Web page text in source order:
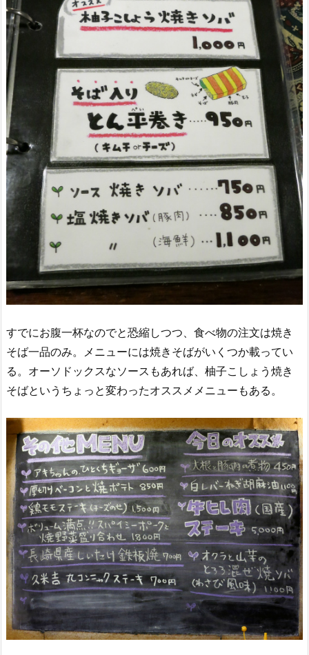
すでにお腹一杯なのでと恐縮しつつ、食べ物の注文は焼き
そば一品のみ。メニューには焼きそばがいくつか載ってい
る。オーソドックスなソースもあれば、柚子こしょう焼き
そばというちょっと変わったオススメメニューもある。